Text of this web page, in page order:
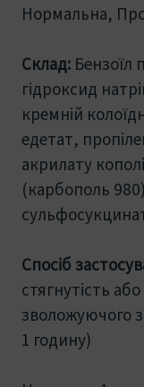
Нормальна,
Склад: Бензоїл
гідроксид
кремній
едетат,
акрилату
(карбополь
Спосіб
стягнутість
зволожуючого
1 годину)